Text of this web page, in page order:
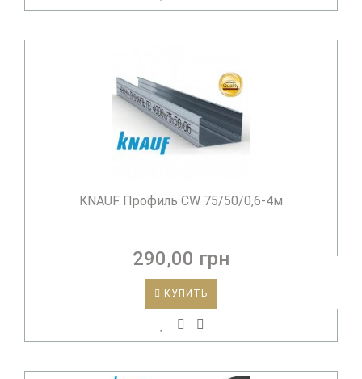
KNAUF Профиль CW 75/50/0,6-4м
290,00 грн
КУПИТЬ